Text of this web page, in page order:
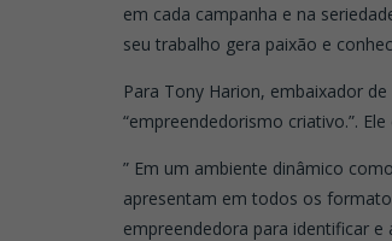
em cada campanha e na
seu trabalho gera paixão e
Para Tony Harion, embaixador
“empreendedorismo criativo.”. Ele
” Em um ambiente dinâmico
apresentam em todos os
empreendedora para identificar